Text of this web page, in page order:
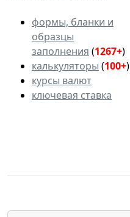
формы, бланки и
образцы
заполнения (1267+)
калькуляторы (100+)
курсы валют
ключевая ставка